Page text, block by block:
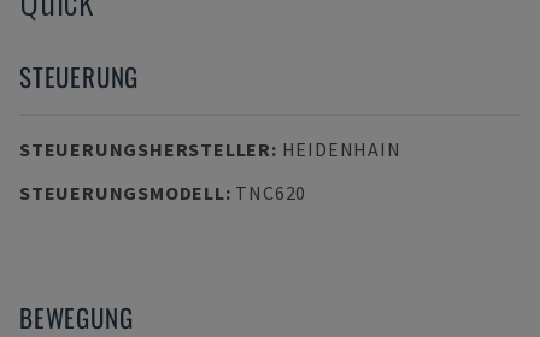
STEUERUNG
STEUERUNGSHERSTELLER: HEIDENHAIN
STEUERUNGSMODELL: TNC620
BEWEGUNG